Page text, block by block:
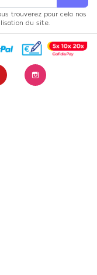
trouverez pour cela nos
du site.
Instagram